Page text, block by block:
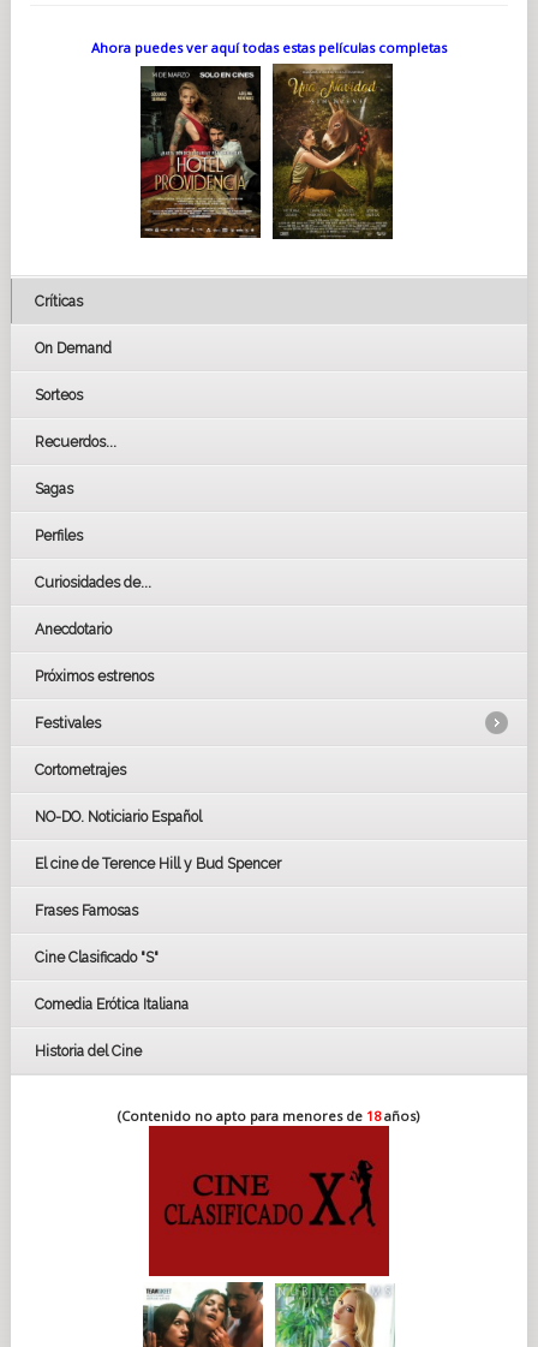
Ahora puedes ver aquí todas estas películas completas
Críticas
On Demand
Sorteos
Recuerdos...
Sagas
Perfiles
Curiosidades de...
Anecdotario
Próximos estrenos
Festivales
LOS OSCARS
GOYAS
BAFTA
Cortometrajes
NO-DO. Noticiario Español
El cine de Terence Hill y Bud Spencer
Frases Famosas
Cine Clasificado "S"
Comedia Erótica Italiana
Historia del Cine
(Contenido no apto para menores de 18años)